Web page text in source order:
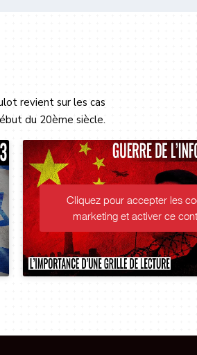
revient sur les cas
du 20ème siècle.
Cliquez pour accepter les
marketing et activer ce